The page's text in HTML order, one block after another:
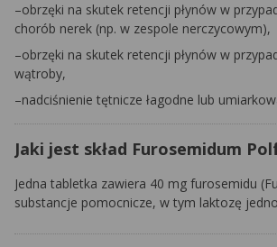
–obrzęki na skutek retencji płynów w
chorób nerek (np. w zespole nerczycowym),
–obrzęki na skutek retencji płynów w
wątroby,
–nadciśnienie tętnicze łagodne lub
Jaki jest skład Furosemidum
Jedna tabletka zawiera 40 mg furosemidu
substancje pomocnicze, w tym laktozę